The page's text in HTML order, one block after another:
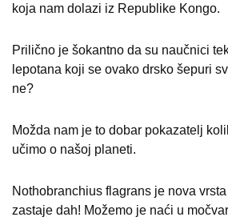
koja nam dolazi iz Republike Kongo.
Prilično je šokantno da su naučnici
lepotana koji se ovako drsko šepuri
ne?
Možda nam je to dobar pokazatelj
učimo o našoj planeti.
Nothobranchius flagrans je nova
zastaje dah! Možemo je naći u